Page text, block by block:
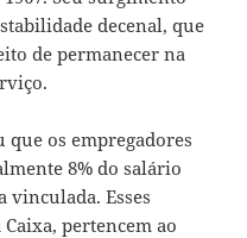
decenal, que
de permanecer na
os empregadores
8% do salário
vinculada. Esses
pertencem ao